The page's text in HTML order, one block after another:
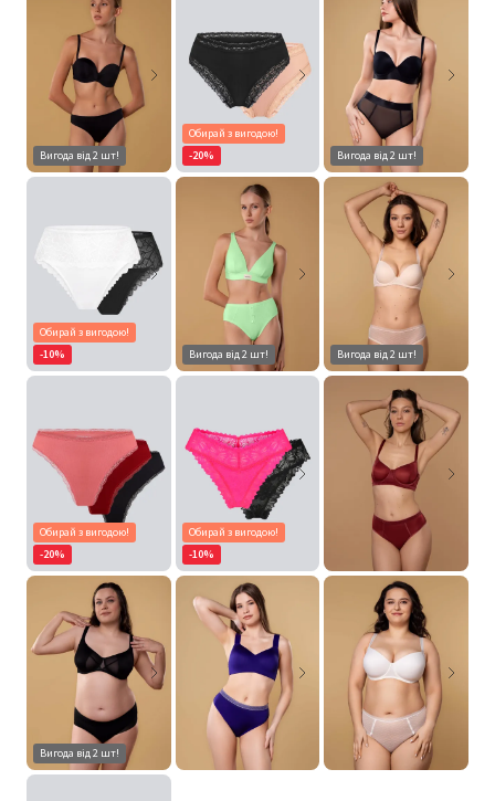
Вигода від 2 шт!
Обирай з вигодою!
-20%
Вигода від 2 шт!
Обирай з вигодою!
-10%
Вигода від 2 шт! Вигода від 2 шт!
Обирай з вигодою!
-20%
Обирай з вигодою!
-10%
Вигода від 2 шт!